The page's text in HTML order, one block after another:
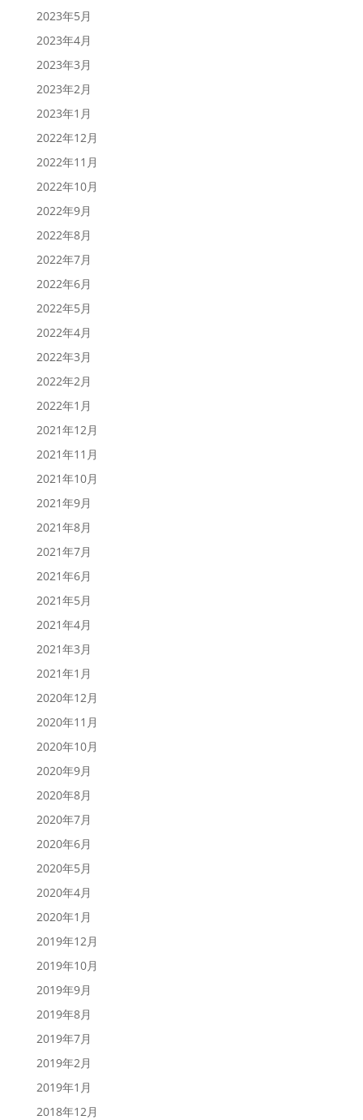
2023年5月
2023年4月
2023年3月
2023年2月
2023年1月
2022年12月
2022年11月
2022年10月
2022年9月
2022年8月
2022年7月
2022年6月
2022年5月
2022年4月
2022年3月
2022年2月
2022年1月
2021年12月
2021年11月
2021年10月
2021年9月
2021年8月
2021年7月
2021年6月
2021年5月
2021年4月
2021年3月
2021年1月
2020年12月
2020年11月
2020年10月
2020年9月
2020年8月
2020年7月
2020年6月
2020年5月
2020年4月
2020年1月
2019年12月
2019年10月
2019年9月
2019年8月
2019年7月
2019年2月
2019年1月
2018年12月